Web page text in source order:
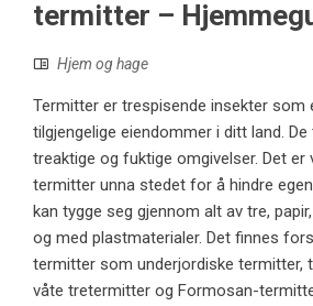
termitter –
Hjem og hage
Termitter er trespisende insekter som
tilgjengelige eiendommer i ditt land.
treaktige og fuktige omgivelser. Det er
termitter unna stedet for å hindre
kan tygge seg gjennom alt av tre,
og med plastmaterialer. Det finnes
termitter som underjordiske termitter,
våte tretermitter og Formosan-